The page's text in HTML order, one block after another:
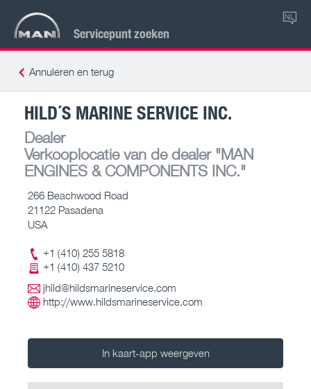
Servicepunt zoeken
NL
Annuleren en terug
HILD´S MARINE SERVICE INC.
Dealer
Verkooplocatie van de dealer"MAN
ENGINES & COMPONENTS INC."
266 Beachwood Road
21122 Pasadena
USA
+1 (410) 255 5818
+1 (410) 437 5210
jhild@hildsmarineservice.com
http://www.hildsmarineservice.com
In kaart-app weergeven